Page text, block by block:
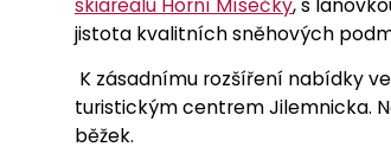
skiareálu Horní Mísečky, s
jistota kvalitních sněhových
K zásadnímu rozšíření nabídky
turistickým centrem Jilemnicka.
běžek.